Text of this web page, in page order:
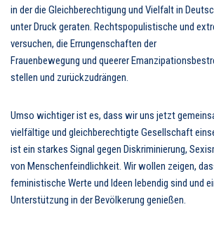
in der die Gleichberechtigung und Vielfalt in
unter Druck geraten. Rechtspopulistische und
versuchen, die Errungenschaften der
Frauenbewegung und queerer
stellen und zurückzudrängen.
Umso wichtiger ist es, dass wir uns jetzt
vielfältige und gleichberechtigte Gesellschaft
ist ein starkes Signal gegen Diskriminierung,
von Menschenfeindlichkeit. Wir wollen zeigen,
feministische Werte und Ideen lebendig sind und
Unterstützung in der Bevölkerung genießen.